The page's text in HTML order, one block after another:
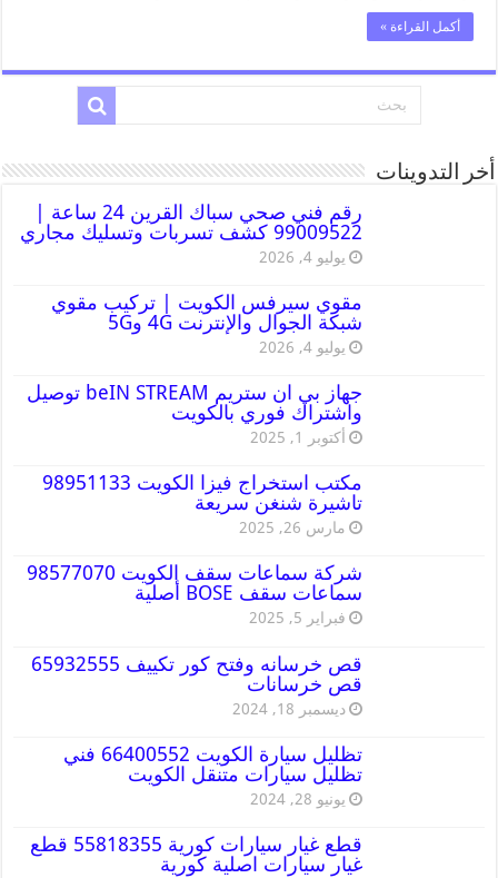
أكمل القراءة »
أخر التدوينات
رقم فني صحي سباك القرين 24 ساعة |
99009522 كشف تسربات وتسليك مجاري
يوليو 4, 2026
مقوي سيرفس الكويت | تركيب مقوي
شبكة الجوال والإنترنت 4G و5G
يوليو 4, 2026
جهاز بي ان ستريم beIN STREAM توصيل
واشتراك فوري بالكويت
أكتوبر 1, 2025
مكتب استخراج فيزا الكويت 98951133
تاشيرة شنغن سريعة
مارس 26, 2025
شركة سماعات سقف الكويت 98577070
سماعات سقف BOSE أصلية
فبراير 5, 2025
قص خرسانه وفتح كور تكييف 65932555
قص خرسانات
ديسمبر 18, 2024
تظليل سيارة الكويت 66400552 فني
تظليل سيارات متنقل الكويت
يونيو 28, 2024
قطع غيار سيارات كورية 55818355 قطع
غيار سيارات اصلية كورية